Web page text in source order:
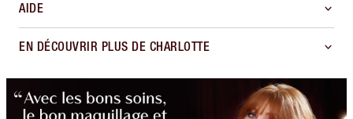
AIDE
EN DÉCOUVRIR PLUS DE CHARLOTTE